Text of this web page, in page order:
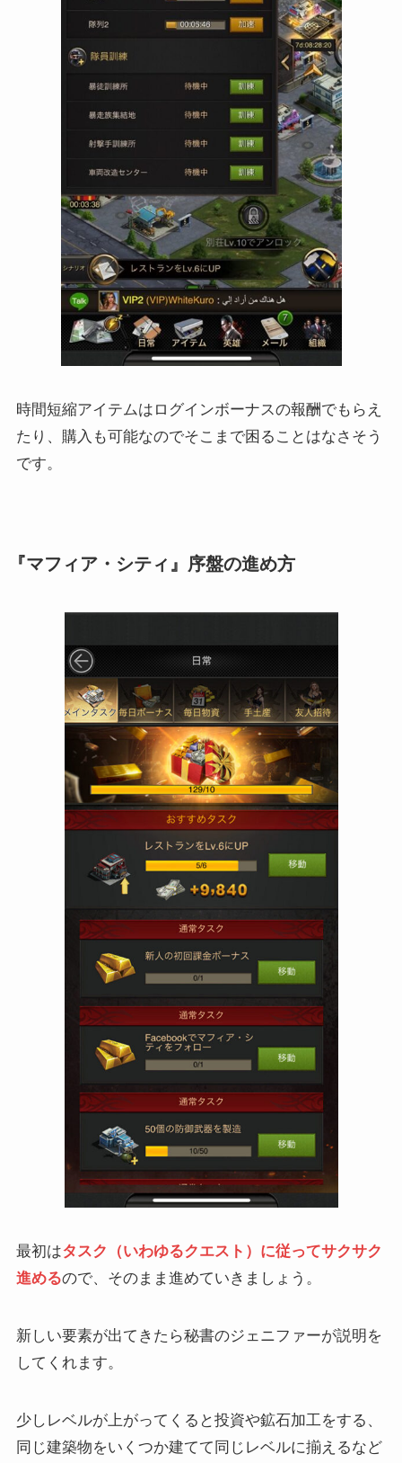
時間短縮アイテムはログインボーナスの報酬でもらえ
たり、購入も可能なのでそこまで困ることはなさそう
です。
『マフィア・シティ』序盤の進め方
最初はタスク（いわゆるクエスト）に従ってサクサク
進めるので、そのまま進めていきましょう。
新しい要素が出てきたら秘書のジェニファーが説明を
してくれます。
少しレベルが上がってくると投資や鉱石加工をする、
同じ建築物をいくつか建てて同じレベルに揃えるなど